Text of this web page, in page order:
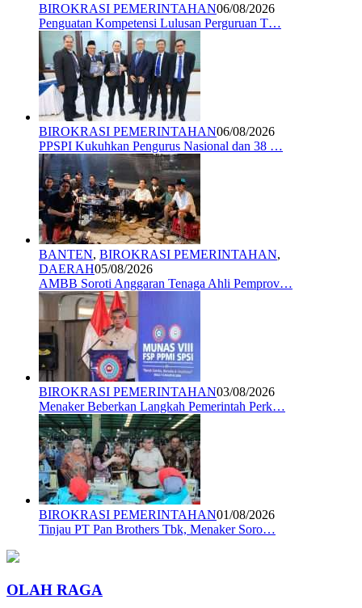
BIROKRASI PEMERINTAHAN06/08/2026
Penguatan Kompetensi Lulusan Perguruan T…
BIROKRASI PEMERINTAHAN06/08/2026
PPSPI Kukuhkan Pengurus Nasional dan 38 …
BANTEN, BIROKRASI PEMERINTAHAN,
DAERAH05/08/2026
AMBB Soroti Anggaran Tenaga Ahli Pemprov…
BIROKRASI PEMERINTAHAN03/08/2026
Menaker Beberkan Langkah Pemerintah Perk…
BIROKRASI PEMERINTAHAN01/08/2026
Tinjau PT Pan Brothers Tbk, Menaker Soro…
OLAH RAGA